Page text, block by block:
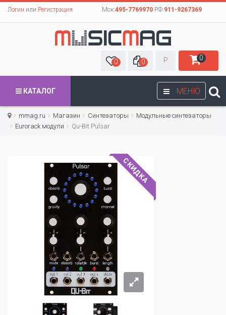
Логин или Регистрация Мск:495-7769970РФ:911-9267369
0 0 Р 0
МЕНЮ
КАТАЛОГ
mmag.ru Магазин Синтезаторы
Модульные синтезаторы
Eurorack модули
Qu-Bit Pulsar
СКИДКА